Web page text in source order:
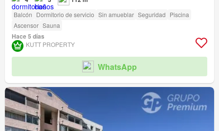
Balcón Dormitorio de servicio Sin amueblar Seguridad Piscina
Ascensor Sauna
Hace 5 días
KUTT PROPERTY
WhatsApp